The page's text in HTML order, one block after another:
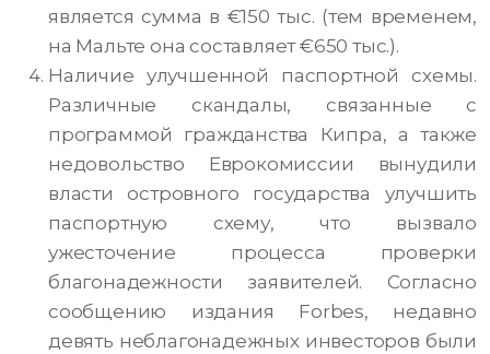
является сумма в €150 тыс. (тем временем,
на Мальте она составляет €650 тыс.).
Наличие улучшенной паспортной схемы.
Различные скандалы, связанные с
программой гражданства Кипра, а также
недовольство Еврокомиссии вынудили
власти островного государства улучшить
паспортную схему, что вызвало
ужесточение процесса проверки
благонадежности заявителей. Согласно
сообщению издания Forbes, недавно
девять неблагонадежных инвесторов были